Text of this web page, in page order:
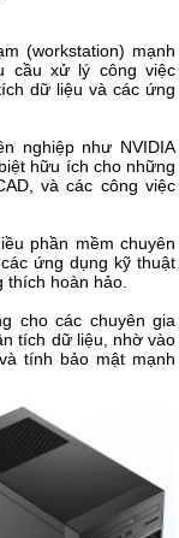
(workstation) mạnh
cầu xử lý công việc
dữ liệu và các ứng
nghiệp như NVIDIA
hữu ích cho những
và các công việc
phần mềm chuyên
ứng dụng kỹ thuật
thích hoàn hảo.
cho các chuyên gia
tích dữ liệu, nhờ vào
tính bảo mật mạnh